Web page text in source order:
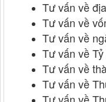
Tư vấn về
Tư vấn về
Tư vấn về
Tư vấn về
Tư vấn về
Tư vấn về